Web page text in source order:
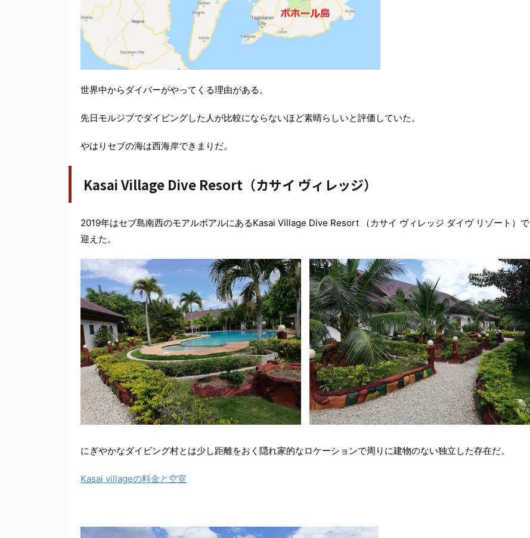
世界中からダイバーがやってくる理由がある。
先日モルジブでダイビングした人が比較にならないほど素晴らしいと評価していた。
やはりセブの海は西海岸できまりだ。
Kasai Village Dive Resort（カサイ ヴィレッジ）
2019年はセブ島南西のモアルボアルにあるKasai Village Dive Resort （カサイ ヴィレッジ ダイヴ リゾート）で
迎えた。
にぎやかなダイビング村とは少し距離をおく隠れ家的なロケーションで周りに建物のない独立した存在だ。
Kasai villageの料金と空室